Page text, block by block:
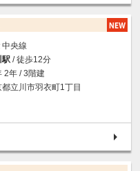
中央線
駅 / 徒歩12分
2年 / 3階建
都立川市羽衣町1丁目